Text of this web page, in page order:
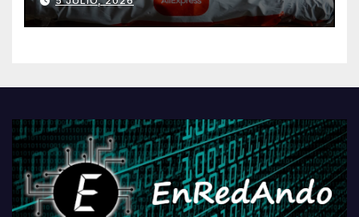
AliExpressi, AEBetako AAren
kontrola, Googleri behin
PlayStationeko bideojoko